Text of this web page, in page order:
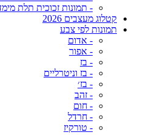
- תמונות זכוכית תלת
קטלוג מעצבים 2026
תמונות לפי צבע
- אדום
- אפור
- בז
- בז וניטרליים
- בז׳
- זהב
- חום
- חרדל
- טורקיז